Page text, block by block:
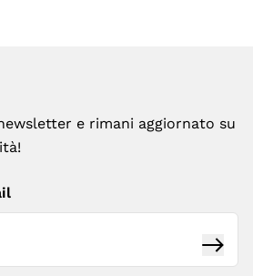
e rimani aggiornato su